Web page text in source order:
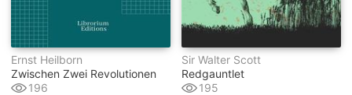
Ernst Heilborn
Zwischen Zwei Revolutionen
196
Sir Walter Scott
Redgauntlet
195